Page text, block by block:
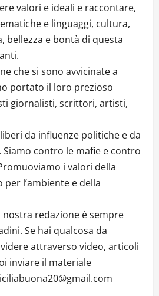
valori e ideali e raccontare,
e linguaggi, cultura,
bellezza e bontà di questa
che si sono avvicinate a
portato il loro prezioso
giornalisti, scrittori, artisti,
da influenze politiche e da
contro le mafie e contro
i valori della
l’ambiente e della
redazione è sempre
Se hai qualcosa da
attraverso video, articoli
inviare il materiale